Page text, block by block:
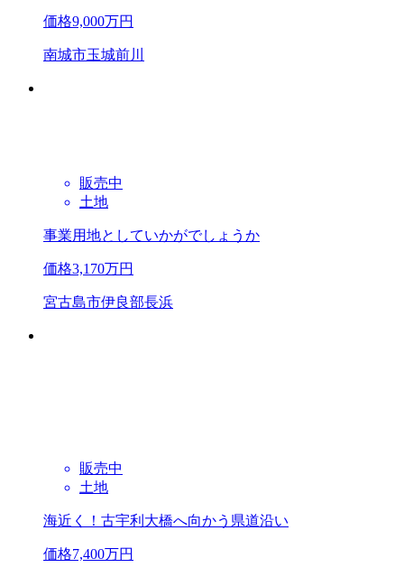
価格9,000万円
南城市玉城前川
販売中
土地
事業用地としていかがでしょうか
価格3,170万円
宮古島市伊良部長浜
販売中
土地
海近く！古宇利大橋へ向かう県道沿い
価格7,400万円